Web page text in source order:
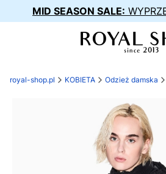
MID SEASON SALE:
royal-shop.pl KOBIETA Odzież damska